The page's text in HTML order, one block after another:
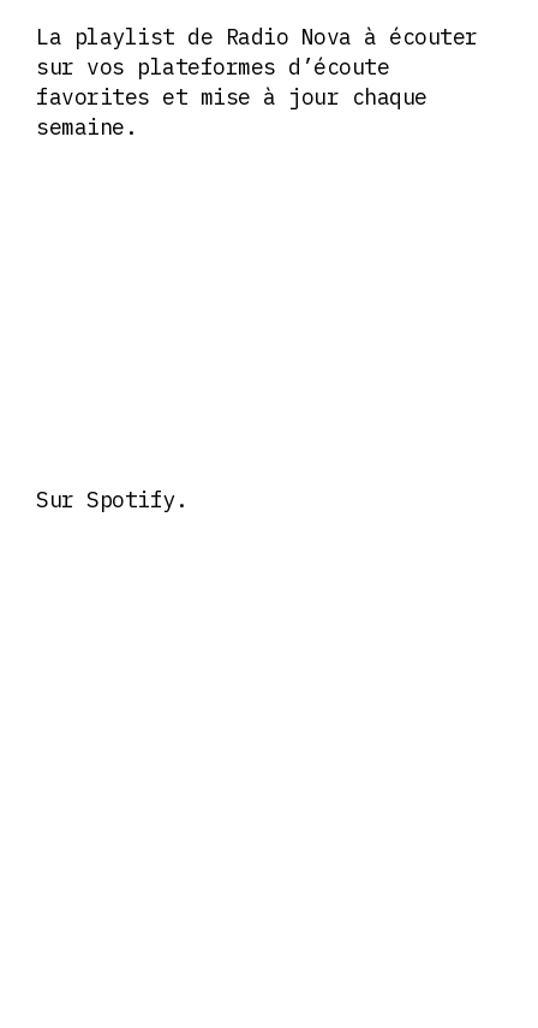
La playlist de Radio Nova à écouter
sur vos plateformes d’écoute
favorites et mise à jour chaque
semaine.
Sur Spotify.